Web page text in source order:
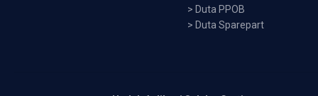
> Duta PPOB
> Duta Sparepart